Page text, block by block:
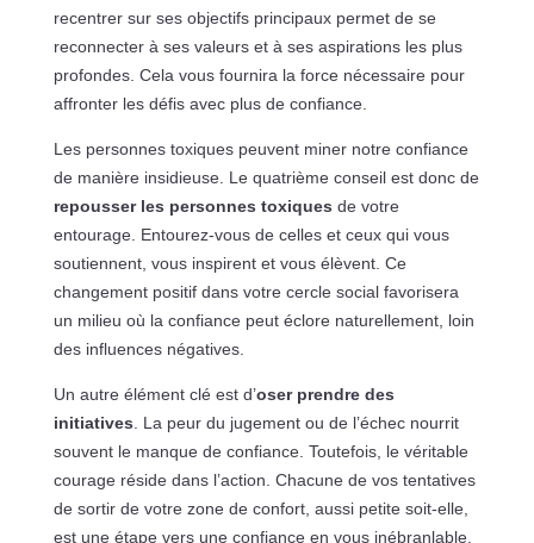
recentrer sur ses objectifs principaux permet de se
reconnecter à ses valeurs et à ses aspirations les plus
profondes. Cela vous fournira la force nécessaire pour
affronter les défis avec plus de confiance.
Les personnes toxiques peuvent miner notre confiance
de manière insidieuse. Le quatrième conseil est donc de
repousser les personnes toxiques de votre
entourage. Entourez-vous de celles et ceux qui vous
soutiennent, vous inspirent et vous élèvent. Ce
changement positif dans votre cercle social favorisera
un milieu où la confiance peut éclore naturellement, loin
des influences négatives.
Un autre élément clé est d’oser prendre des
initiatives . La peur du jugement ou de l’échec nourrit
souvent le manque de confiance. Toutefois, le véritable
courage réside dans l’action. Chacune de vos tentatives
de sortir de votre zone de confort, aussi petite soit-elle,
est une étape vers une confiance en vous inébranlable.